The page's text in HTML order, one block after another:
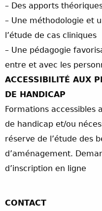
– Des apports
– Une méthodologie et
l’étude de cas cliniques
– Une pédagogie
entre et avec les
ACCESSIBILITÉ AUX
DE HANDICAP
Formations accessibles
de handicap et/ou
réserve de l’étude des
d’aménagement.
d’inscription en ligne
CONTACT